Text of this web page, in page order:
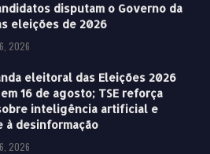
disputam o Governo da
eleições de 2026
2026
eleitoral das Eleições 2026
16 de agosto; TSE reforça
inteligência artificial e
à desinformação
2026